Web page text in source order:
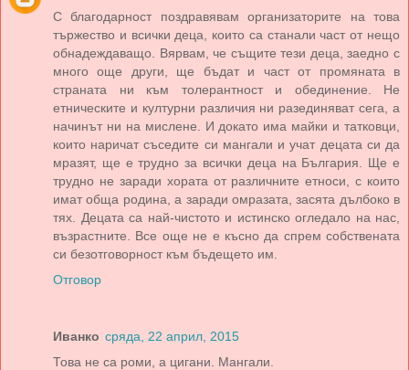
С благодарност поздравявам организаторите на това
тържество и всички деца, които са станали част от нещо
обнадеждаващо. Вярвам, че същите тези деца, заедно с
много още други, ще бъдат и част от промяната в
страната ни към толерантност и обединение. Не
етническите и културни различия ни разединяват сега, а
начинът ни на мислене. И докато има майки и татковци,
които наричат съседите си мангали и учат децата си да
мразят, ще е трудно за всички деца на България. Ще е
трудно не заради хората от различните етноси, с които
имат обща родина, а заради омразата, засята дълбоко в
тях. Децата са най-чистото и истинско огледало на нас,
възрастните. Все още не е късно да спрем собствената
си безотговорност към бъдещето им.
Отговор
Иванко сряда, 22 април, 2015
Това не са роми, а цигани. Мангали.